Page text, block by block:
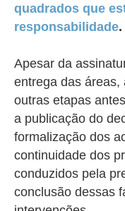
quadrados que
responsabilidade.
Apesar da
entrega das áreas,
outras etapas
a publicação do
formalização dos
continuidade dos
conduzidos pela
conclusão dessas